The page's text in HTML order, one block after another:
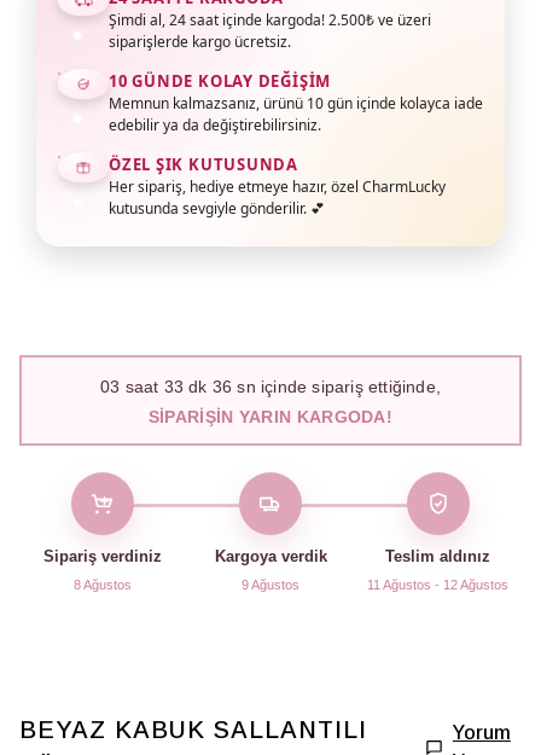
Şimdi al, 24 saat içinde kargoda! 2.500₺ ve üzeri
siparişlerde kargo ücretsiz.
10 GÜNDE KOLAY DEĞIŞIM
Memnun kalmazsanız, ürünü 10 gün içinde kolayca iade
edebilir ya da değiştirebilirsiniz.
ÖZEL ŞIK KUTUSUNDA
Her sipariş, hediye etmeye hazır, özel CharmLucky
kutusunda sevgiyle gönderilir. 💕
03 saat 33 dk 35 sn içinde sipariş ettiğinde,
SIPARIŞIN YARIN KARGODA!
Sipariş verdiniz
8 Ağustos
Kargoya verdik
9 Ağustos
Teslim aldınız
11 Ağustos - 12 Ağustos
BEYAZ KABUK SALLANTILI
Yorum